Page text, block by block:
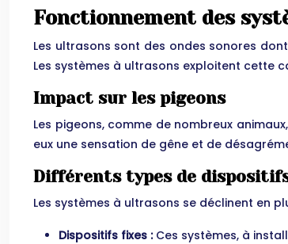
Fonctionnement des
Les ultrasons sont des ondes sonores
Les systèmes à ultrasons exploitent cette
Impact sur les pigeons
Les pigeons, comme de nombreux
eux une sensation de gêne et de
Différents types de
Les systèmes à ultrasons se déclinent en
Dispositifs fixes : Ces systèmes, à